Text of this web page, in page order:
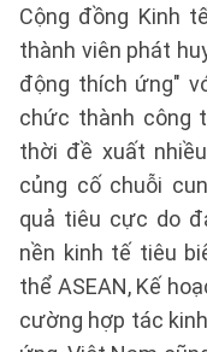
Cộng đồng Kinh
thành viên phát
động thích ứng"
chức thành công
thời đề xuất
củng cố chuỗi
quả tiêu cực do
nền kinh tế tiêu
thể ASEAN, Kế
cường hợp tác